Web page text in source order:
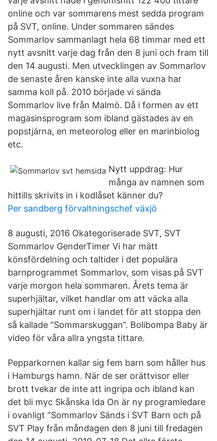
online och var sommarens mest sedda program
på SVT, online. Under sommaren sändes
Sommarlov sammanlagt hela 68 timmar med ett
nytt avsnitt varje dag från den 8 juni och fram till
den 14 augusti. Men utvecklingen av Sommarlov
de senaste åren kanske inte alla vuxna har
samma koll på. 2010 började vi sända
Sommarlov live från Malmö. Då i formen av ett
magasinsprogram som ibland gästades av en
popstjärna, en meteorolog eller en marinbiolog
etc.
Nytt uppdrag: Hur
många av namnen som
hittills skrivits in i kodlåset känner du?
Per sandberg förvaltningschef växjö
8 augusti, 2016 Okategoriserade SVT, SVT
Sommarlov GenderTimer Vi har mätt
könsfördelning och taltider i det populära
barnprogrammet Sommarlov, som visas på SVT
varje morgon hela sommaren. Årets tema är
superhjältar, vilket handlar om att väcka alla
superhjältar runt om i landet för att stoppa den
så kallade ”Sommarskuggan”. Bolibompa Baby är
video för våra allra yngsta tittare.
Pepparkornen kallar sig fem barn som håller hus
i Hamburgs hamn. När de ser orättvisor eller
brott tvekar de inte att ingripa och ibland kan
det bli myc Skånska Ida On är ny programledare
i ovanligt ”Sommarlov Sänds i SVT Barn och på
SVT Play från måndagen den 8 juni till fredagen